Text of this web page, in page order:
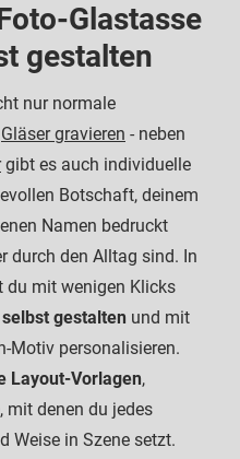
Glastasse
gestalten
nur normale
Gläser gravieren - neben
gibt es auch individuelle
Botschaft, deinem
Namen bedruckt
durch den Alltag sind. In
du mit wenigen Klicks
gestalten und mit
Motiv personalisieren.
Layout-Vorlagen,
mit denen du jedes
Weise in Szene setzt.